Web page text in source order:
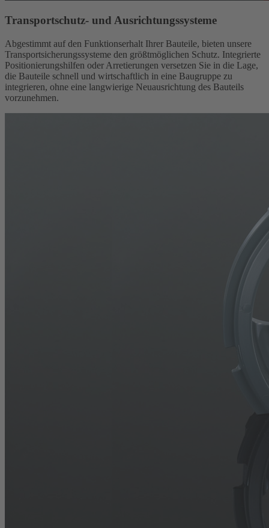
Transportschutz- und Ausrichtungssysteme
Abgestimmt auf den Funktionserhalt Ihrer Bauteile, bieten unsere
Transportsicherungssysteme den größtmöglichen Schutz. Integrierte
Positionierungshilfen oder Arretierungen versetzen Sie in die Lage,
die Bauteile schnell und wirtschaftlich in eine Baugruppe zu
integrieren, ohne eine langwierige Neuausrichtung des Bauteils
vorzunehmen.